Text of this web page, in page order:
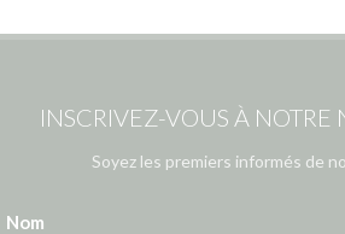
INSCRIVEZ-VOUS À NOTRE
Soyez les premiers informés de
Nom